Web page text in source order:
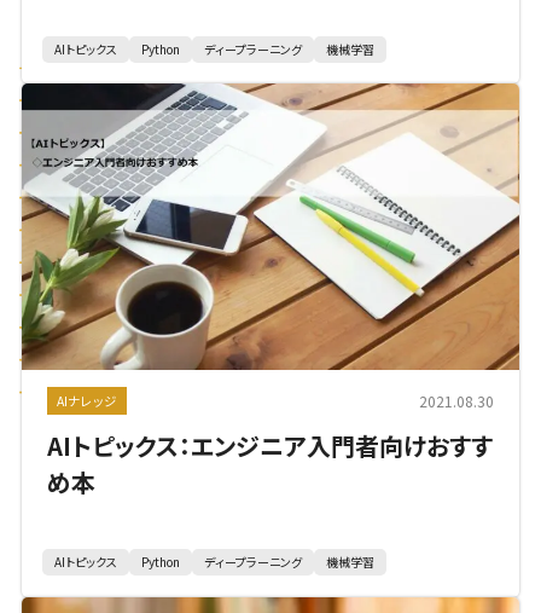
AIトピックス Python ディープラーニング 機械学習
AIナレッジ 2021.08.30
AIトピックス：エンジニア入門者向けおすす
め本
AIトピックス Python ディープラーニング 機械学習